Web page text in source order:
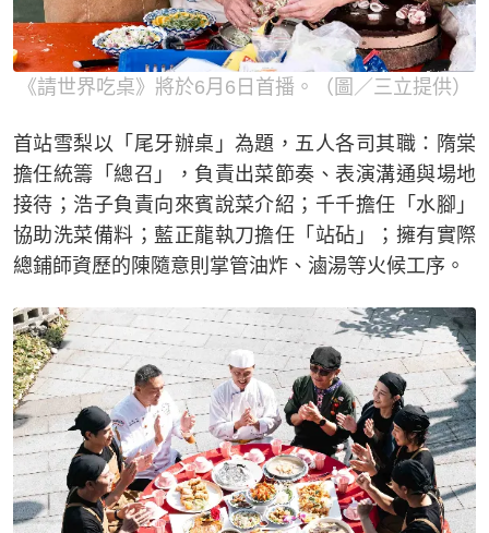
《請世界吃桌》將於6月6日首播。（圖／三立提供）
首站雪梨以「尾牙辦桌」為題，五人各司其職：隋棠
擔任統籌「總召」，負責出菜節奏、表演溝通與場地
接待；浩子負責向來賓說菜介紹；千千擔任「水腳」
協助洗菜備料；藍正龍執刀擔任「站砧」；擁有實際
總鋪師資歷的陳隨意則掌管油炸、滷湯等火候工序。